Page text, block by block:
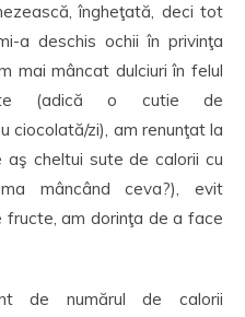
îngheţată, deci tot
a deschis ochii în privinţa
mai mâncat dulciuri în felul
(adică o cutie de
ciocolată/zi), am renunţat la
cheltui sute de calorii cu
mâncând ceva?), evit
fructe, am dorinţa de a face
de numărul de calorii